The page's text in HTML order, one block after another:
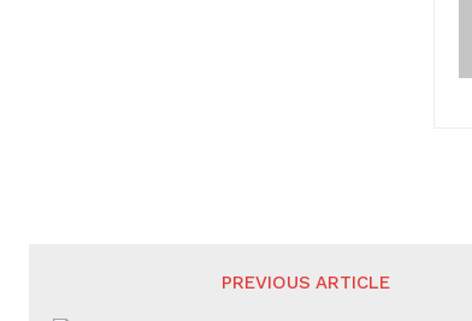
PREVIOUS ARTICLE